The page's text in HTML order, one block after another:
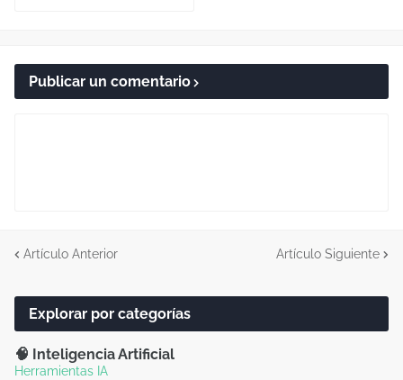
Publicar un comentario
Artículo Anterior Artículo Siguiente
Explorar por categorías
🧠 Inteligencia Artificial
Herramientas IA